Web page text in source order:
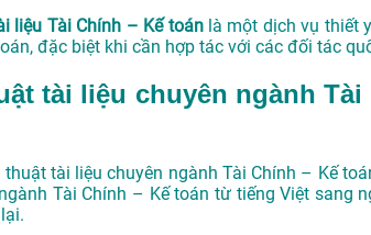
liệu Tài Chính – Kế toánlà một dịch vụ thiết
đặc biệt khi cần hợp tác với các đối tác
tài liệu chuyên ngành
thuật tài liệu chuyên ngành Tài Chính – Kế
Tài Chính – Kế toán từ tiếng Việt sang